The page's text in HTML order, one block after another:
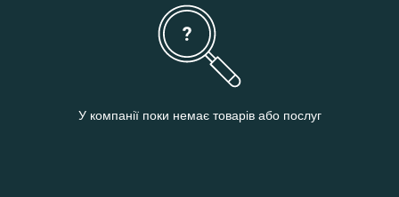
У компанії поки немає товарів або послуг